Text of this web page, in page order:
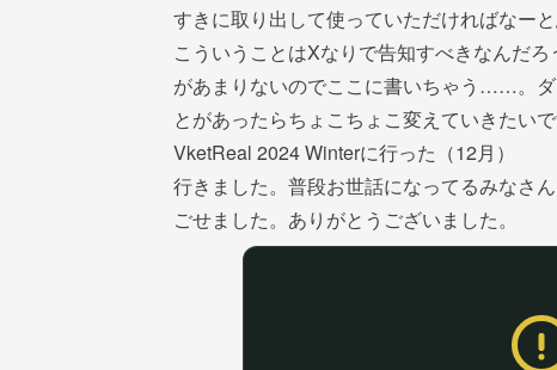
すきに取り出して使っていただければなーと
こういうことはXなりで告知すべきなんだ
があまりないのでここに書いちゃう……。
とがあったらちょこちょこ変えていきたい
VketReal 2024 Winterに行った（12月）
行きました。普段お世話になってるみなさ
ごせました。ありがとうございました。